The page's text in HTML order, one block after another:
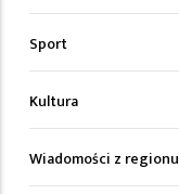
Sport
Kultura
Wiadomości z regionu